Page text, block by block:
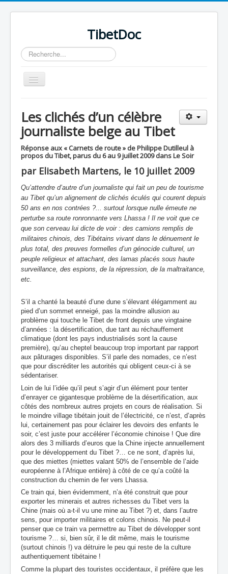
TibetDoc
Rechercher
Basculer
la
Les clichés d’un célèbre
journaliste belge au Tibet
Réponse aux « Carnets de route » de Philippe Dutilleul à
propos du Tibet, parus du 6 au 9 juillet 2009 dans Le Soir
par Elisabeth Martens, le 10 juillet 2009
Qu’attendre d’autre d’un journaliste qui fait un peu de tourisme
au Tibet qu’un alignement de clichés éculés qui courent depuis
50 ans en nos contrées ?... surtout lorsque nulle émeute ne
perturbe sa route ronronnante vers Lhassa ! Il ne voit que ce
que son cerveau lui dicte de voir : des camions remplis de
militaires chinois, des Tibétains vivant dans le dénuement le
plus total, des preuves formelles d’un génocide culturel, un
peuple religieux et attachant, des lamas placés sous haute
surveillance, des espions, de la répression, de la maltraitance,
etc.
S’il a chanté la beauté d’une dune s’élevant élégamment au
pied d’un sommet enneigé, pas la moindre allusion au
problème qui touche le Tibet de front depuis une vingtaine
d’années : la désertification, due tant au réchauffement
climatique (dont les pays industrialisés sont la cause
première), qu’au cheptel beaucoup trop important par rapport
aux pâturages disponibles. S’il parle des nomades, ce n’est
que pour discréditer les autorités qui obligent ceux-ci à se
sédentariser.
Loin de lui l’idée qu’il peut s’agir d’un élément pour tenter
d’enrayer ce gigantesque problème de la désertification, aux
côtés des nombreux autres projets en cours de réalisation. Si
le moindre village tibétain jouit de l’électricité, ce n’est, d’après
lui, certainement pas pour éclairer les devoirs des enfants le
soir, c’est juste pour accélérer l’économie chinoise ! Que dire
alors des 3 milliards d’euros que la Chine injecte annuellement
pour le développement du Tibet ?… ce ne sont, d’après lui,
que des miettes (miettes valant 50% de l’ensemble de l’aide
européenne à l’Afrique entière) à côté de ce qu’a coûté la
construction du chemin de fer vers Lhassa.
Ce train qui, bien évidemment, n’a été construit que pour
exporter les minerais et autres richesses du Tibet vers la
Chine (mais où a-t-il vu une mine au Tibet ?) et, dans l’autre
sens, pour importer militaires et colons chinois. Ne peut-il
penser que ce train va permettre au Tibet de développer sont
tourisme ?… si, bien sûr, il le dit même, mais le tourisme
(surtout chinois !) va détruire le peu qui reste de la culture
authentiquement tibétaine !
Comme la plupart des touristes occidentaux, il préfère que les